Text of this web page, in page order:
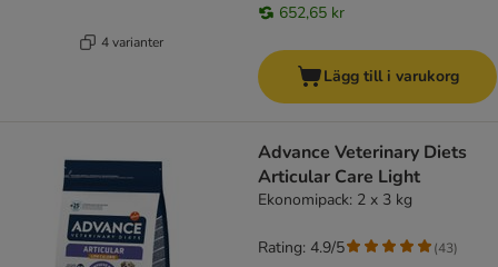
4 varianter
652,65 kr
Lägg till i varukorg
Advance Veterinary Diets
Articular Care Light
Ekonomipack: 2 x 3 kg
Rating: 4.9/5 (43)